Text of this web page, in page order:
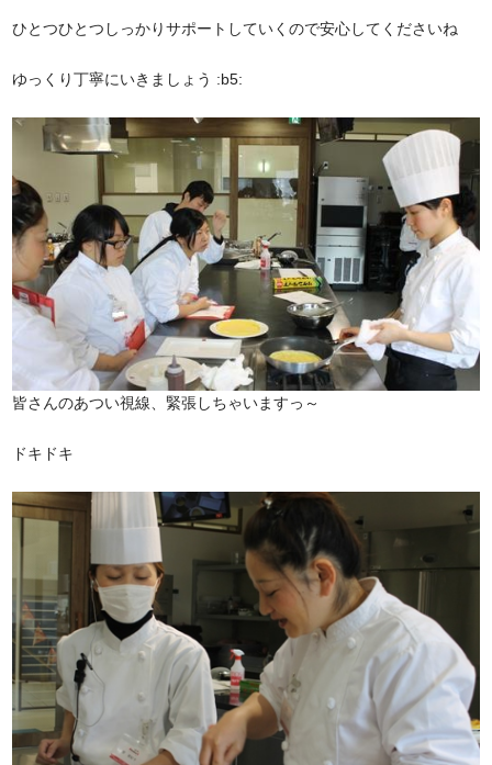
ひとつひとつしっかりサポートしていくので安心してくださいね
ゆっくり丁寧にいきましょう :b5:
皆さんのあつい視線、緊張しちゃいますっ～
ドキドキ